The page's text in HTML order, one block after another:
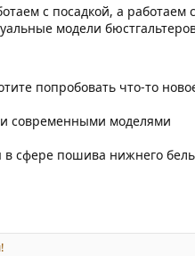
с посадкой, а
модели
попробовать что-то
и современными моделями
в сфере пошива нижнего